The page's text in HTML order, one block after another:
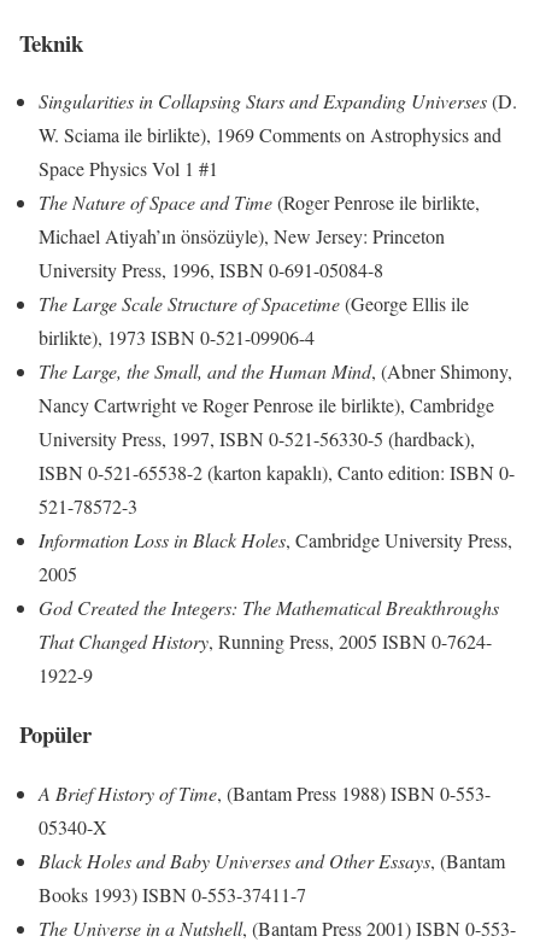
Teknik
Singularities in Collapsing Stars and Expanding Universes(D.
W. Sciama ile birlikte), 1969 Comments on Astrophysics and
Space Physics Vol 1 #1
The Nature of Space and Time(Roger Penrose ile birlikte,
Michael Atiyah’ın önsözüyle), New Jersey: Princeton
University Press, 1996, ISBN 0-691-05084-8
The Large Scale Structure of Spacetime(George Ellis ile
birlikte), 1973 ISBN 0-521-09906-4
The Large, the Small, and the Human Mind, (Abner Shimony,
Nancy Cartwright ve Roger Penrose ile birlikte), Cambridge
University Press, 1997, ISBN 0-521-56330-5 (hardback),
ISBN 0-521-65538-2 (karton kapaklı), Canto edition: ISBN 0-
521-78572-3
Information Loss in Black Holes, Cambridge University Press,
2005
God Created the Integers: The Mathematical Breakthroughs
That Changed History, Running Press, 2005 ISBN 0-7624-
1922-9
Popüler
A Brief History of Time, (Bantam Press 1988) ISBN 0-553-
05340-X
Black Holes and Baby Universes and Other Essays, (Bantam
Books 1993) ISBN 0-553-37411-7
The Universe in a Nutshell, (Bantam Press 2001) ISBN 0-553-